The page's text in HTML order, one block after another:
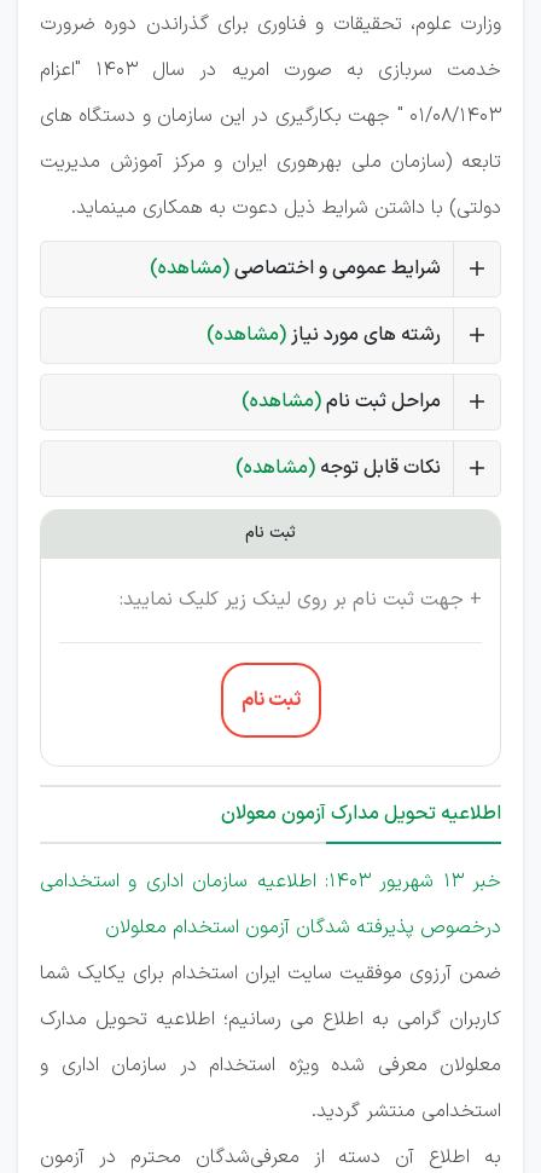
وزارت علوم، تحقیقات و فناوری برای گذراندن دوره ضرورت
خدمت سربازی به صورت امریه در سال 1403 "اعزام
01/08/1403 " جهت بکارگیری در این سازمان و دستگاه ­های
تابعه (سازمان ملی بهره­وری ایران و مرکز آموزش مدیریت
دولتی) با داشتن شرایط ذیل دعوت به همکاری می­نماید.
شرایط عمومی و اختصاصی(مشاهده)
رشته های مورد نیاز(مشاهده)
مراحل ثبت نام(مشاهده)
نکات قابل توجه (مشاهده)
ثبت نام
+ جهت ثبت نام بر روی لینک زیر کلیک نمایید:
ثبت نام
اطلاعیه تحویل مدارک آزمون معولان
خبر 13 شهریور 1403: اطلاعیه سازمان اداری و استخدامی
درخصوص پذیرفته شدگان آزمون استخدام معلولان
ضمن آرزوی موفقیت سایت ایران استخدام برای یکایک شما
کاربران گرامی به اطلاع می رسانیم؛ اطلاعیه تحویل مدارک
معلولان معرفی شده ویژه استخدام در سازمان اداری و
استخدامی منتشر گردید.
به اطلاع آن دسته از معرفی‌شدگان محترم در آزمون